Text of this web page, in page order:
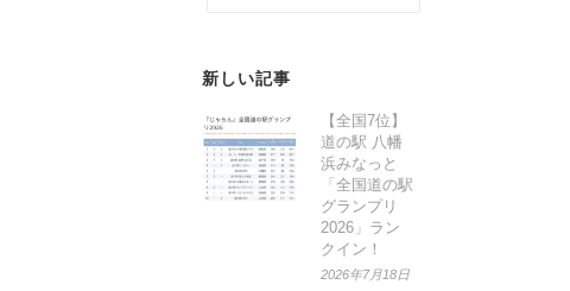
新しい記事
【全国7位】
道の駅 八幡
浜みなっと
「全国道の駅
グランプリ
2026」ラン
クイン！
2026年7月18日